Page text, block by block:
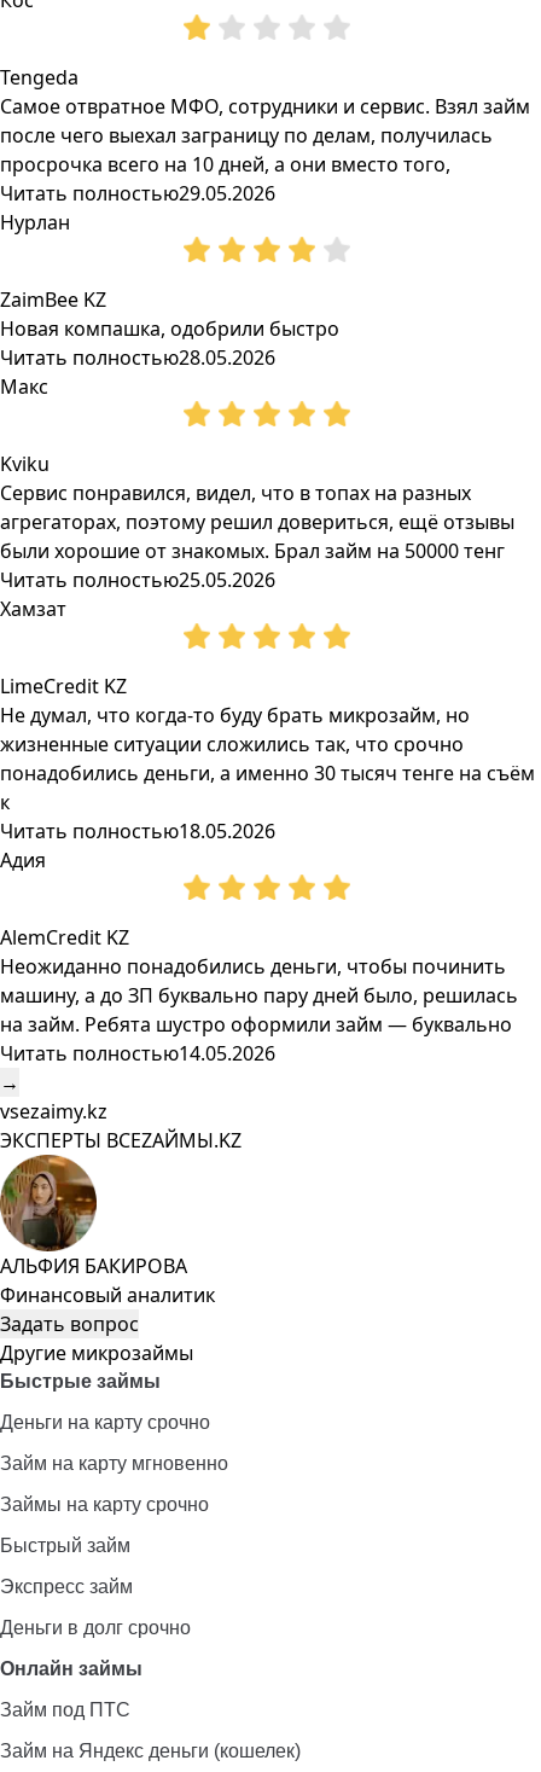
Tengeda
Самое отвратное МФО, сотрудники и сервис. Взял займ
после чего выехал заграницу по делам, получилась
просрочка всего на 10 дней, а они вместо того,
Читать полностью29.05.2026
Нурлан
ZaimBee KZ
Новая компашка, одобрили быстро
Читать полностью28.05.2026
Макс
Kviku
Сервис понравился, видел, что в топах на разных
агрегаторах, поэтому решил довериться, ещё отзывы
были хорошие от знакомых. Брал займ на 50000 тенг
Читать полностью25.05.2026
Хамзат
LimeCredit KZ
Не думал, что когда-то буду брать микрозайм, но
жизненные ситуации сложились так, что срочно
понадобились деньги, а именно 30 тысяч тенге на съём
к
Читать полностью18.05.2026
Адия
AlemCredit KZ
Неожиданно понадобились деньги, чтобы починить
машину, а до ЗП буквально пару дней было, решилась
на займ. Ребята шустро оформили займ — буквально
Читать полностью14.05.2026
→
vsezaimy.kz
ЭКСПЕРТЫ ВСЕZAЙМЫ.KZ
АЛЬФИЯ БАКИРОВА
Финансовый аналитик
Задать вопрос
Другие микрозаймы
Быстрые займы
Деньги на карту срочно
Займ на карту мгновенно
Займы на карту срочно
Быстрый займ
Экспресс займ
Деньги в долг срочно
Онлайн займы
Займ под ПТС
Займ на Яндекс деньги (кошелек)